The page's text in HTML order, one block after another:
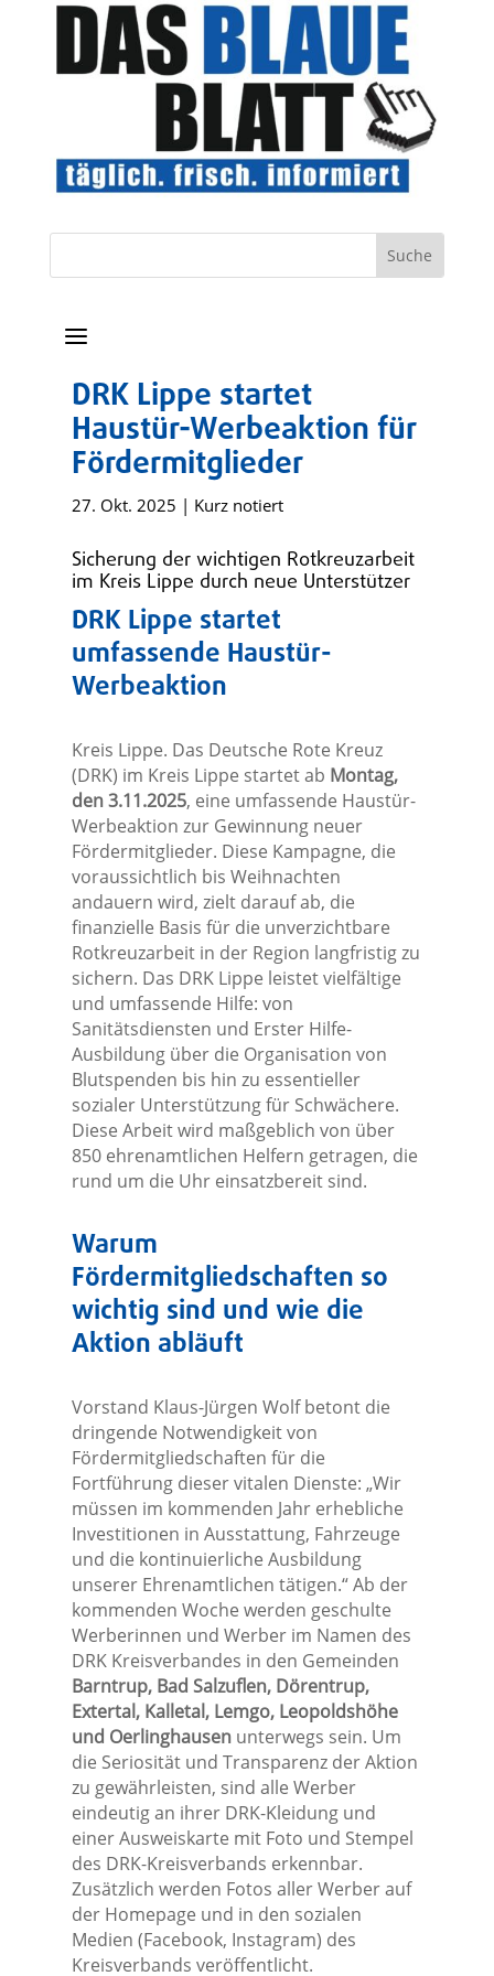
a
DRK Lippe startet
Haustür-Werbeaktion für
Fördermitglieder
27. Okt. 2025 | Kurz notiert
Sicherung der wichtigen Rotkreuzarbeit
im Kreis Lippe durch neue Unterstützer
DRK Lippe startet
umfassende Haustür-
Werbeaktion
Kreis Lippe. Das Deutsche Rote Kreuz
(DRK) im Kreis Lippe startet ab Montag,
den 3.11.2025, eine umfassende Haustür-
Werbeaktion zur Gewinnung neuer
Fördermitglieder. Diese Kampagne, die
voraussichtlich bis Weihnachten
andauern wird, zielt darauf ab, die
finanzielle Basis für die unverzichtbare
Rotkreuzarbeit in der Region langfristig zu
sichern. Das DRK Lippe leistet vielfältige
und umfassende Hilfe: von
Sanitätsdiensten und Erster Hilfe-
Ausbildung über die Organisation von
Blutspenden bis hin zu essentieller
sozialer Unterstützung für Schwächere.
Diese Arbeit wird maßgeblich von über
850 ehrenamtlichen Helfern getragen, die
rund um die Uhr einsatzbereit sind.
Warum
Fördermitgliedschaften so
wichtig sind und wie die
Aktion abläuft
Vorstand Klaus-Jürgen Wolf betont die
dringende Notwendigkeit von
Fördermitgliedschaften für die
Fortführung dieser vitalen Dienste: „Wir
müssen im kommenden Jahr erhebliche
Investitionen in Ausstattung, Fahrzeuge
und die kontinuierliche Ausbildung
unserer Ehrenamtlichen tätigen.“ Ab der
kommenden Woche werden geschulte
Werberinnen und Werber im Namen des
DRK Kreisverbandes in den Gemeinden
Barntrup, Bad Salzuflen, Dörentrup,
Extertal, Kalletal, Lemgo, Leopoldshöhe
und Oerlinghausenunterwegs sein. Um
die Seriosität und Transparenz der Aktion
zu gewährleisten, sind alle Werber
eindeutig an ihrer DRK-Kleidung und
einer Ausweiskarte mit Foto und Stempel
des DRK-Kreisverbands erkennbar.
Zusätzlich werden Fotos aller Werber auf
der Homepage und in den sozialen
Medien (Facebook, Instagram) des
Kreisverbands veröffentlicht.